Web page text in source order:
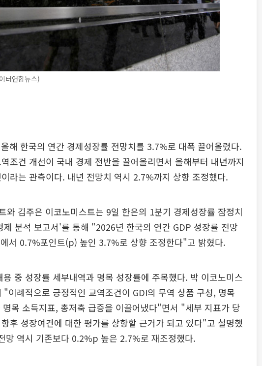
터연합뉴스)
해 한국의 연간 경제성장률 전망치를 3.7%로 대폭 끌어올렸다.
조건 개선이 국내 경제 전반을 끌어올리면서 올해부터 내년까지
라는 관측이다. 내년 전망치 역시 2.7%까지 상향 조정했다.
와 김주은 이코노미스트는 9일 한은의 1분기 경제성장률 잠정치
제 분석 보고서'를 통해 "2026년 한국의 연간 GDP 성장률 전망
서 0.7%포인트(p) 높인 3.7%로 상향 조정한다"고 밝혔다.
중 성장률 세부내역과 명목 성장률에 주목했다. 박 이코노미스
이례적으로 긍정적인 교역조건이 GDI의 무역 상품 구성, 명목
목 소득지표, 총저축 급증을 이끌어냈다"면서 "세부 지표가 당
후 성장여건에 대한 평가를 상향할 근거가 되고 있다"고 설명했
망 역시 기존보다 0.2%p 높은 2.7%로 재조정했다.